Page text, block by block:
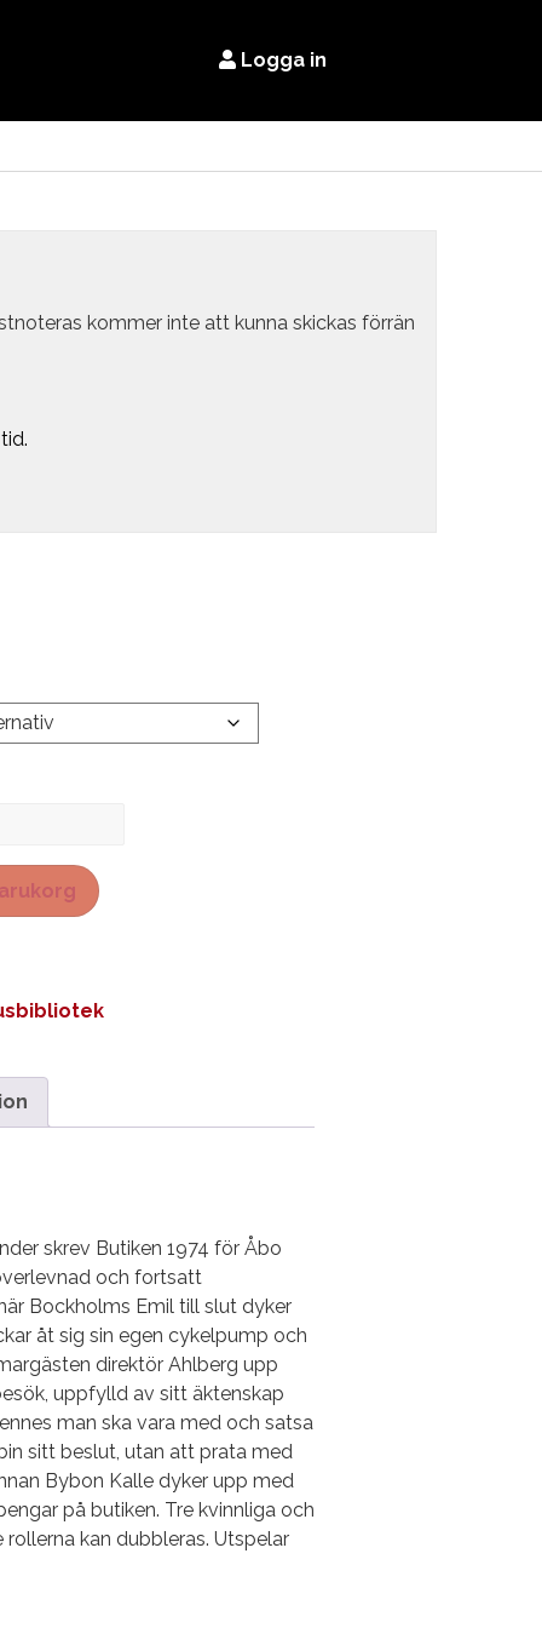
Logga in
kommer inte att kunna skickas förrän
skrev Butiken 1974 för Åbo
och fortsatt
Bockholms Emil till slut dyker
åt sig sin egen cykelpump och
direktör Ahlberg upp
uppfylld av sitt äktenskap
man ska vara med och satsa
sitt beslut, utan att prata med
Bybon Kalle dyker upp med
på butiken. Tre kvinnliga och
kan dubbleras. Utspelar